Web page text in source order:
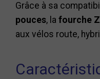
Grâce à sa
pouces, la fourche
aux vélos route,